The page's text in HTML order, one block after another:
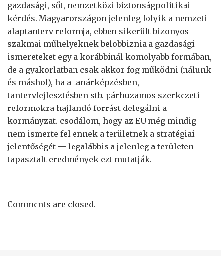
gazdasági, sőt, nemzetközi biztonságpolitikai
kérdés. Magyarországon jelenleg folyik a nemzeti
alaptanterv reformja, ebben sikerült bizonyos
szakmai műhelyeknek belobbiznia a gazdasági
ismereteket egy a korábbinál komolyabb formában,
de a gyakorlatban csak akkor fog működni (nálunk
és máshol), ha a tanárképzésben,
tantervfejlesztésben stb. párhuzamos szerkezeti
reformokra hajlandó forrást delegálni a
kormányzat. csodálom, hogy az EU még mindig
nem ismerte fel ennek a területnek a stratégiai
jelentőségét — legalábbis a jelenleg a területen
tapasztalt eredmények ezt mutatják.
Comments are closed.